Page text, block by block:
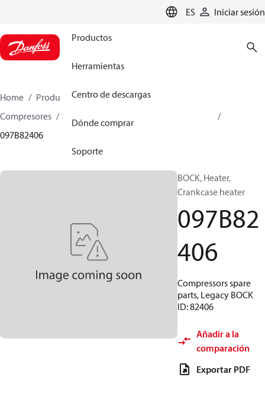
ES Iniciar sesión
Productos
Herramientas
Centro de descargas
Dónde comprar
Soporte
Home Productos
Climate Solutions for heating
Compresores
097B82406
BOCK, Heater,
Crankcase heater
097B82
406
Compressors spare
parts, Legacy BOCK
ID: 82406
Añadir a la
comparación
Exportar PDF